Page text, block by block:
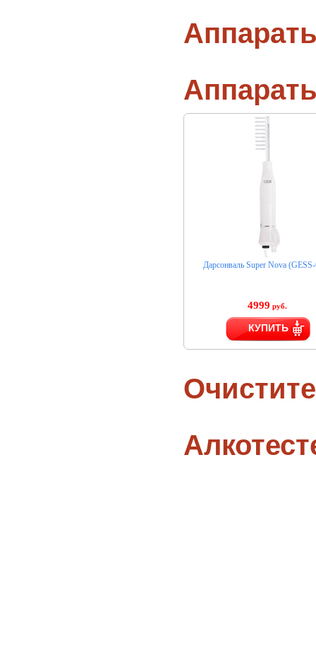
Дарсонваль Super Nova
4999 руб.
КУПИТЬ